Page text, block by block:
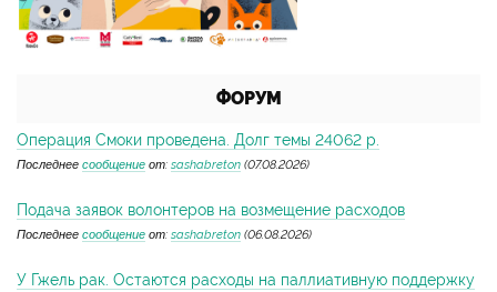
ФОРУМ
Операция Смоки проведена. Долг темы 24062 р.
Последнее сообщение от: sashabreton (07.08.2026)
Подача заявок волонтеров на возмещение расходов
Последнее сообщение от: sashabreton (06.08.2026)
У Гжель рак. Остаются расходы на паллиативную поддержку